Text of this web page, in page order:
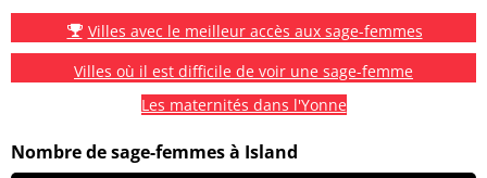
Villes avec le meilleur accès aux sage-femmes
Villes où il est difficile de voir une sage-femme
Les maternités dans l'Yonne
Nombre de sage-femmes à Island